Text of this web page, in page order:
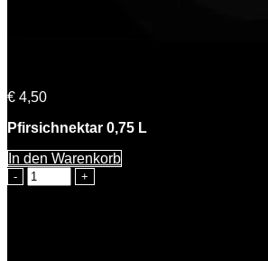
€ 4,50
Pfirsichnektar 0,75 L
In den Warenkorb
Paula
Pfirsich